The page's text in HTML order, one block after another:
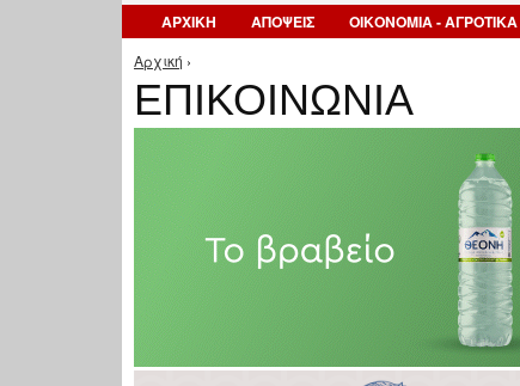
ΑΡΧΙΚΗ ΑΠΟΨΕΙΣ ΟΙΚΟΝΟΜΙΑ - ΑΓΡΟΤΙΚΑ
Είστε εδώ
Αρχική ›
ΕΠΙΚΟΙΝΩΝΙΑ